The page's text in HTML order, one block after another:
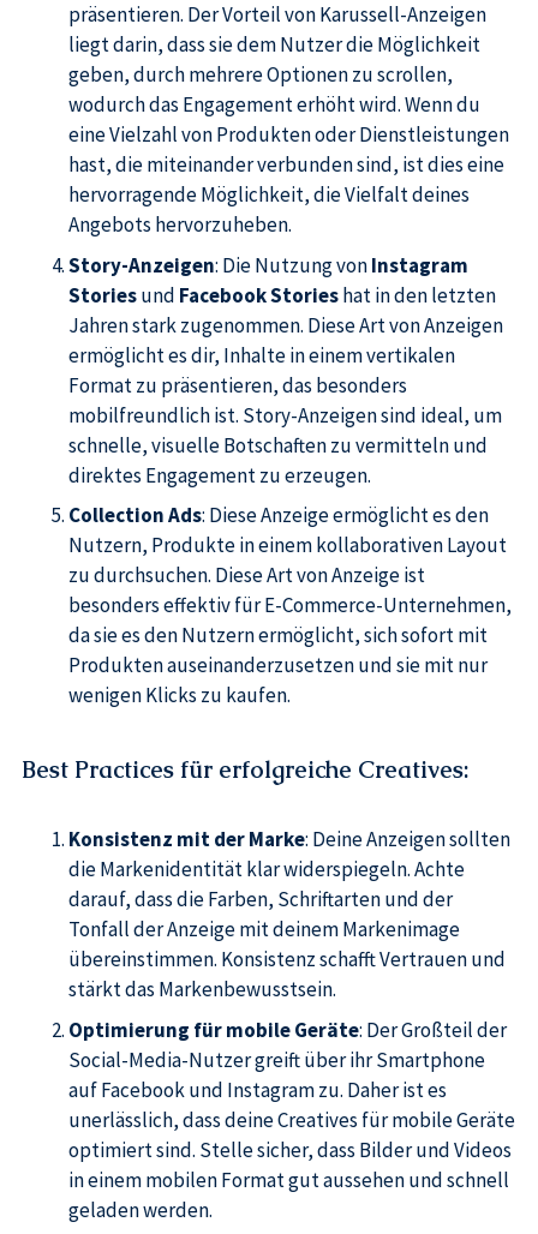
präsentieren. Der Vorteil von Karussell-Anzeigen
liegt darin, dass sie dem Nutzer die Möglichkeit
geben, durch mehrere Optionen zu scrollen,
wodurch das Engagement erhöht wird. Wenn du
eine Vielzahl von Produkten oder Dienstleistungen
hast, die miteinander verbunden sind, ist dies eine
hervorragende Möglichkeit, die Vielfalt deines
Angebots hervorzuheben.
Story-Anzeigen: Die Nutzung vonInstagram
Storiesund Facebook Storieshat in den letzten
Jahren stark zugenommen. Diese Art von Anzeigen
ermöglicht es dir, Inhalte in einem vertikalen
Format zu präsentieren, das besonders
mobilfreundlich ist. Story-Anzeigen sind ideal, um
schnelle, visuelle Botschaften zu vermitteln und
direktes Engagement zu erzeugen.
Collection Ads: Diese Anzeige ermöglicht es den
Nutzern, Produkte in einem kollaborativen Layout
zu durchsuchen. Diese Art von Anzeige ist
besonders effektiv für E-Commerce-Unternehmen,
da sie es den Nutzern ermöglicht, sich sofort mit
Produkten auseinanderzusetzen und sie mit nur
wenigen Klicks zu kaufen.
Best Practices für erfolgreiche Creatives:
Konsistenz mit der Marke: Deine Anzeigen sollten
die Markenidentität klar widerspiegeln. Achte
darauf, dass die Farben, Schriftarten und der
Tonfall der Anzeige mit deinem Markenimage
übereinstimmen. Konsistenz schafft Vertrauen und
stärkt das Markenbewusstsein.
Optimierung für mobile Geräte: Der Großteil der
Social-Media-Nutzer greift über ihr Smartphone
auf Facebook und Instagram zu. Daher ist es
unerlässlich, dass deine Creatives für mobile Geräte
optimiert sind. Stelle sicher, dass Bilder und Videos
in einem mobilen Format gut aussehen und schnell
geladen werden.